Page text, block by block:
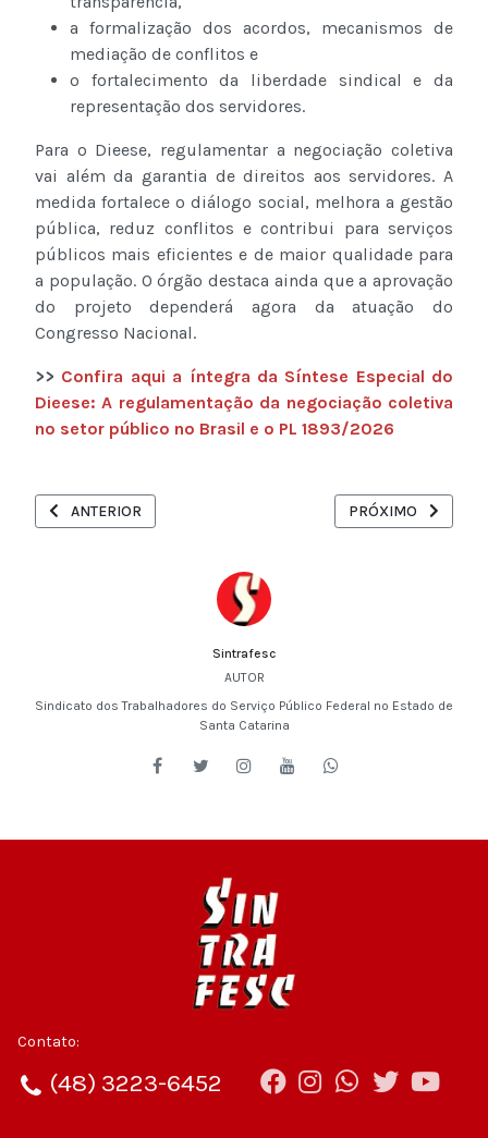
Sintrafesc
AUTOR
Sindicato dos Trabalhadores do Serviço Público Federal no Estado de
Santa Catarina
a formalização dos acordos, mecanismos de
mediação de conflitos e
o fortalecimento da liberdade sindical e da
representação dos servidores.
Para o Dieese, regulamentar a negociação coletiva
vai além da garantia de direitos aos servidores. A
medida fortalece o diálogo social, melhora a gestão
pública, reduz conflitos e contribui para serviços
públicos mais eficientes e de maior qualidade para
a população. O órgão destaca ainda que a aprovação
do projeto dependerá agora da atuação do
Congresso Nacional.
>> Confira aqui a íntegra da Síntese Especial do
Dieese: A regulamentação da negociação coletiva
no setor público no Brasil e o PL 1893/2026
ARTIGO ANTERIOR: SERVIDORES DA FUNAI DEBATEM
ANTERIOR PRÓXIMO ARTIGO:
PRÓXIMO
Contato:
(48) 3223-6452